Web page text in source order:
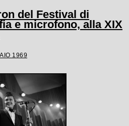
del Festival di
e microfono, alla XIX
1969